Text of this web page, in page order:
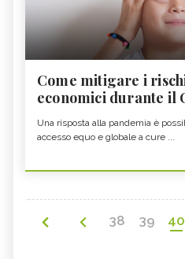
Come mitigare i
economici durante il
Una risposta alla pandemia è
accesso equo e globale a cure ...
38 39 40